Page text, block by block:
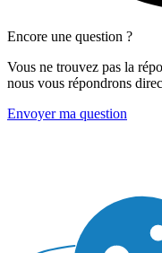
Encore une question ?
Vous ne trouvez pas la
nous vous répondrons
Envoyer ma question